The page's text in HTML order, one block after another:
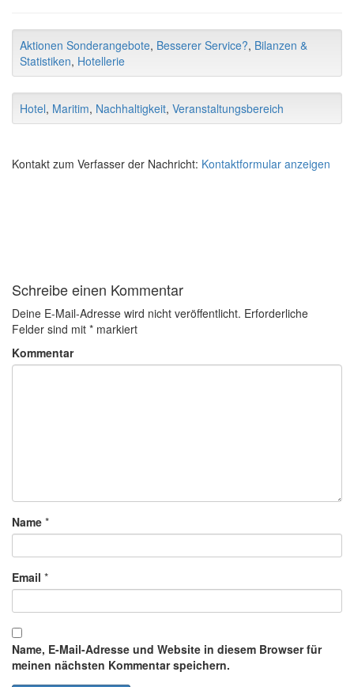
Aktionen Sonderangebote, Besserer Service?, Bilanzen &
Statistiken, Hotellerie
Hotel, Maritim, Nachhaltigkeit, Veranstaltungsbereich
Kontakt zum Verfasser der Nachricht: Kontaktformular anzeigen
Schreibe einen Kommentar
Deine E-Mail-Adresse wird nicht veröffentlicht. Erforderliche
Felder sind mit * markiert
Kommentar
Name *
Email *
Name, E-Mail-Adresse und Website in diesem Browser für
meinen nächsten Kommentar speichern.